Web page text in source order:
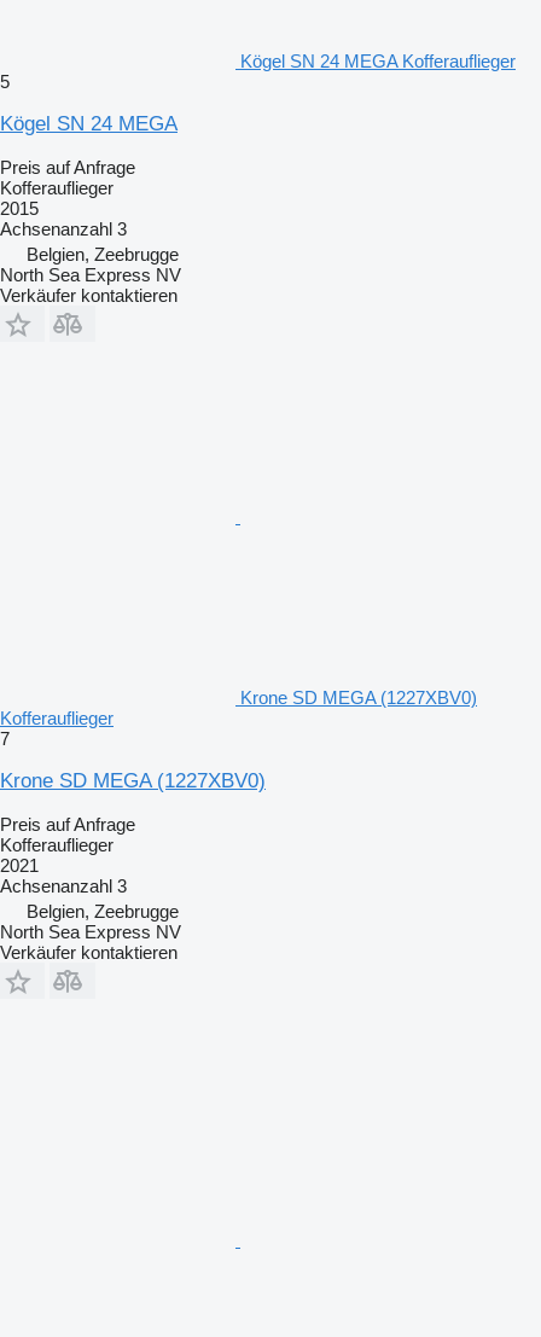
Kögel SN 24 MEGA Kofferauflieger
5
Kögel SN 24 MEGA
Preis auf Anfrage
Kofferauflieger
2015
Achsenanzahl 3
Belgien, Zeebrugge
North Sea Express NV
Verkäufer kontaktieren
Krone SD MEGA (1227XBV0)
Kofferauflieger
7
Krone SD MEGA (1227XBV0)
Preis auf Anfrage
Kofferauflieger
2021
Achsenanzahl 3
Belgien, Zeebrugge
North Sea Express NV
Verkäufer kontaktieren